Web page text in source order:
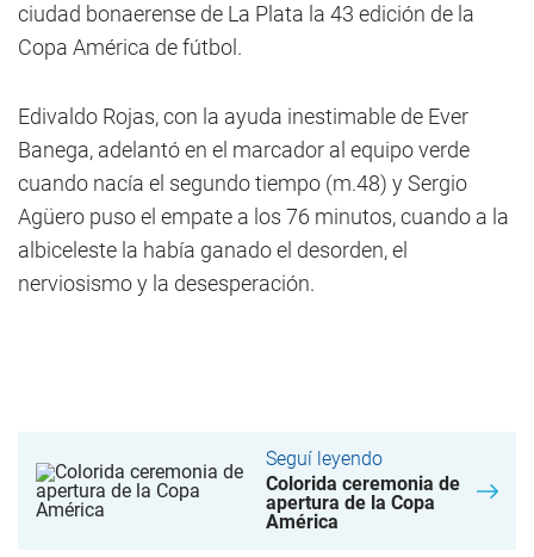
ciudad bonaerense de La Plata la 43 edición de la
Copa América de fútbol.
Edivaldo Rojas, con la ayuda inestimable de Ever
Banega, adelantó en el marcador al equipo verde
cuando nacía el segundo tiempo (m.48) y Sergio
Agüero puso el empate a los 76 minutos, cuando a la
albiceleste la había ganado el desorden, el
nerviosismo y la desesperación.
Seguí leyendo
Colorida ceremonia de
apertura de la Copa
América